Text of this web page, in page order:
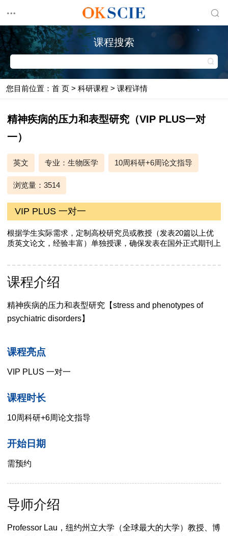
课程搜索
您目前位置：首 页 > 科研课程 > 课程详情
精神疾病的压力和表型研究（VIP PLUS一对
一）
英文 专业：生物医学 10周科研+6周论文指导
浏览量：3514
VIP PLUS 一对一
根据学生实际需求，定制高校研究员或教授（发表20篇以上优
质英文论文，经验丰富）单独授课，确保发表在国外正式期刊上
课程介绍
精神疾病的压力和表型研究【stress and phenotypes of
psychiatric disorders】
课程亮点
VIP PLUS 一对一
课程时长
10周科研+6周论文指导
开始日期
需预约
导师介绍
Professor Lau，纽约州立大学（全球最大的大学）教授、博